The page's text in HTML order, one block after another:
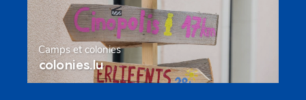
Camps et colonies
colonies.lu